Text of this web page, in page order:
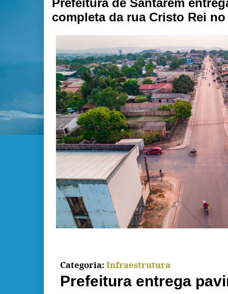
Prefeitura de Santarém
completa da rua Cristo Rei
Categoria: Infraestrutura
Prefeitura entrega